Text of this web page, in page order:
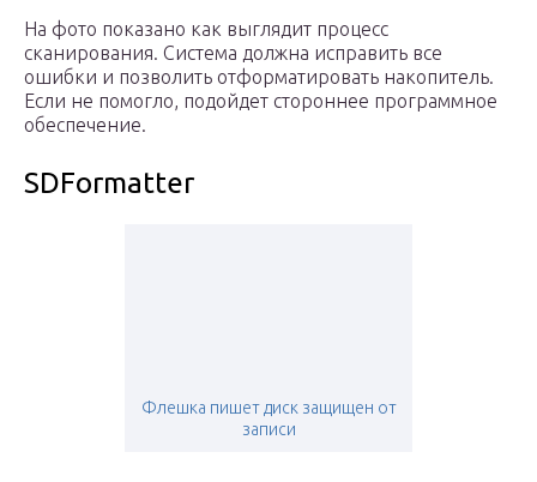
На фото показано как выглядит процесс
сканирования. Система должна исправить все
ошибки и позволить отформатировать накопитель.
Если не помогло, подойдет стороннее программное
обеспечение.
SDFormatter
Флешка пишет диск защищен от
записи